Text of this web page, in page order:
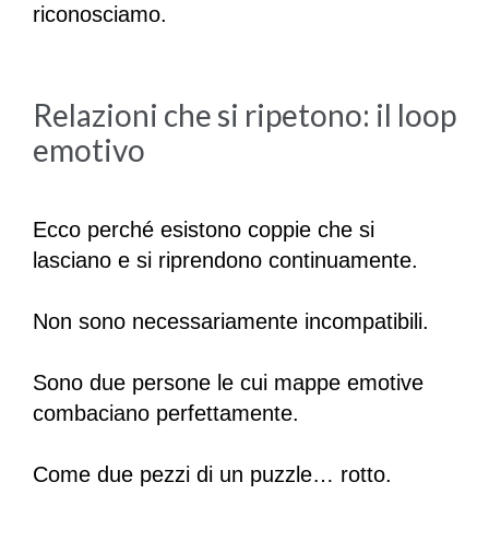
riconosciamo.
Relazioni che si ripetono: il loop
emotivo
Ecco perché esistono coppie che si
lasciano e si riprendono continuamente.
Non sono necessariamente incompatibili.
Sono due persone le cui mappe emotive
combaciano perfettamente.
Come due pezzi di un puzzle… rotto.